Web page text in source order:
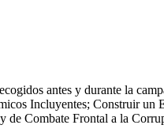
antes y durante la
Incluyentes; Construir
de Combate Frontal a la